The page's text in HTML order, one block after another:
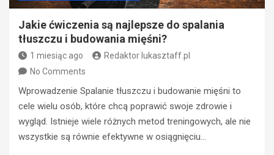
Jakie ćwiczenia są najlepsze do spalania
tłuszczu i budowania mięśni?
1 miesiąc ago
Redaktor lukasztaff.pl
No Comments
Wprowadzenie Spalanie tłuszczu i budowanie mięśni to
cele wielu osób, które chcą poprawić swoje zdrowie i
wygląd. Istnieje wiele różnych metod treningowych, ale nie
wszystkie są równie efektywne w osiągnięciu…